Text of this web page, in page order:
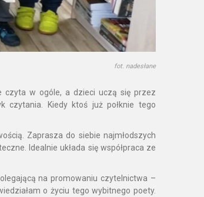
fot. nadesłane
czyta w ogóle, a dzieci uczą się przez
czytania. Kiedy ktoś już połknie tego
Zaprasza do siebie najmłodszych
Idealnie układa się współpraca ze
na promowaniu czytelnictwa –
o życiu tego wybitnego poety.